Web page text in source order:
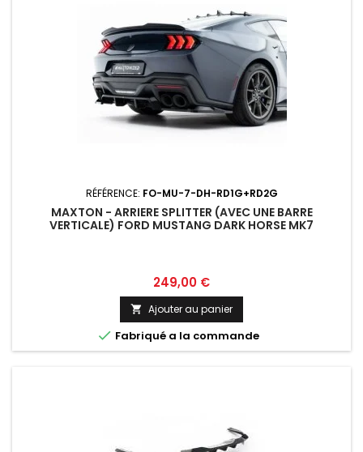
RÉFÉRENCE: FO-MU-7-DH-RD1G+RD2G
MAXTON - ARRIERE SPLITTER (AVEC UNE BARRE
VERTICALE) FORD MUSTANG DARK HORSE MK7
Prix
249,00 €
 Ajouter au panier
 Fabriqué a la commande